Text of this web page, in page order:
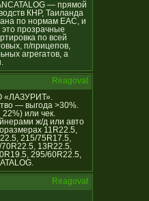
— прямой
КНР, Таиланда
по нормам ЕАС, и
прозрачные
по всей
п/прицепов,
агрегатов, а
Reagovat
«ЛАЗУРИТ».
— выгода >30%.
или чек.
ж/д или авто
11R22.5,
215/75R17.5,
13R22.5,
295/60R22.5,
Reagovat